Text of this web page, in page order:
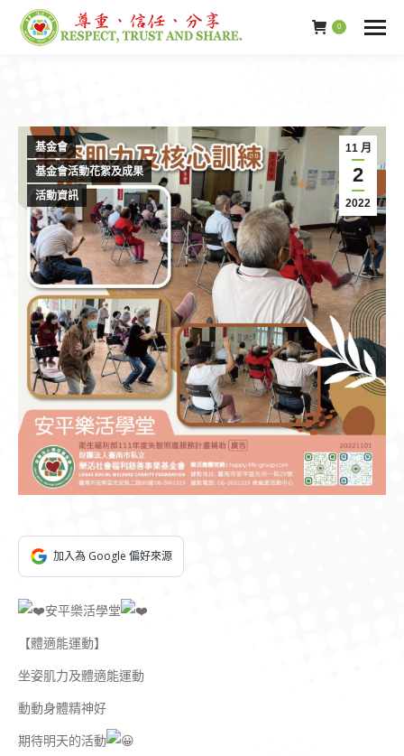
0
11 月
2
2022
基金會
基金會活動花絮及成果
活動資訊
加入為 Google 偏好來源
安平樂活學堂
【體適能運動】
坐姿肌力及體適能運動
動動身體精神好
期待明天的活動